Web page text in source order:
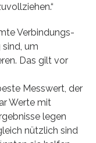
Verbindungs-
um
Das gilt vor
Messwert, der
Werte mit
legen
nützlich sind